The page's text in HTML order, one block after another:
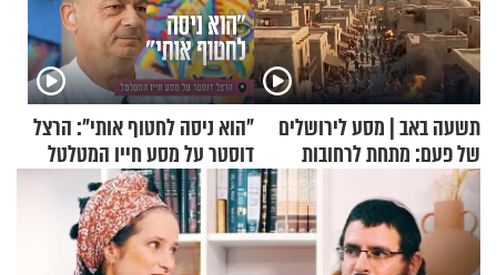
תשעה באב | מסע לירושלים
של פעם: מתחת לרחובות
ירושלים
"הוא ניסה לחטוף אותי": הרצל
דוסטר על מסע חייו המטלטל